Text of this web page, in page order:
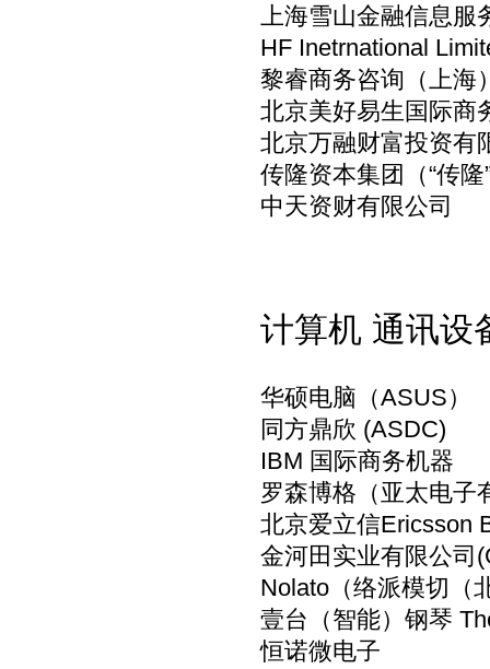
上海雪山金融信息服
HF Inetrnational
黎睿商务咨询（上海
北京美好易生国际商
北京万融财富投资有
传隆资本集团（“传隆
中天资财有限公司
计算机 通讯设
华硕电脑（ASUS）
同方鼎欣 (ASDC)
IBM 国际商务机器
罗森博格（亚太电子
北京爱立信Ericsson
金河田实业有限公司
Nolato（络派模切（
壹台（智能）钢琴
恒诺微电子